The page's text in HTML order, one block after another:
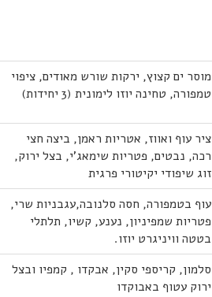
מוסר ים קצוץ, ירקות שורש מאודים, ציפוי
טמפורה, טחינה יוזו לימונית (3 יחידות)
ציר עוף ואווז, אטריות ראמן, ביצה חצי
רכה, נבטים, פטריות שימאג'י, בצל ירוק,
זוג שיפודי יקיטורי פרגית
עוף בטמפורה, חסה סלנובה,עגבניות שרי,
פטריות שמפיניון, נענע, קשיו, תלתלי
בטטה וויניגרט יוזו.
סלמון, קריספי סקין, אבקדו , קמפיו ובצל
ירוק עטוף באבוקדו